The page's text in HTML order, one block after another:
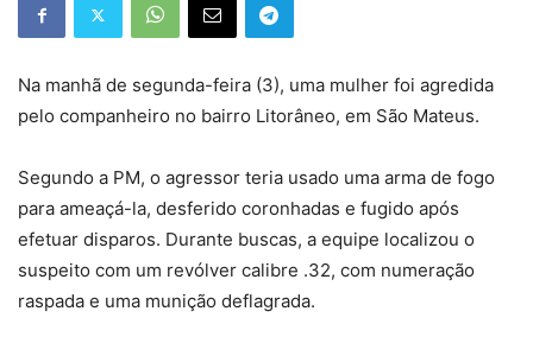
Na manhã de segunda-feira (3), uma mulher foi agredida
pelo companheiro no bairro Litorâneo, em São Mateus.
Segundo a PM, o agressor teria usado uma arma de fogo
para ameaçá-la, desferido coronhadas e fugido após
efetuar disparos. Durante buscas, a equipe localizou o
suspeito com um revólver calibre .32, com numeração
raspada e uma munição deflagrada.